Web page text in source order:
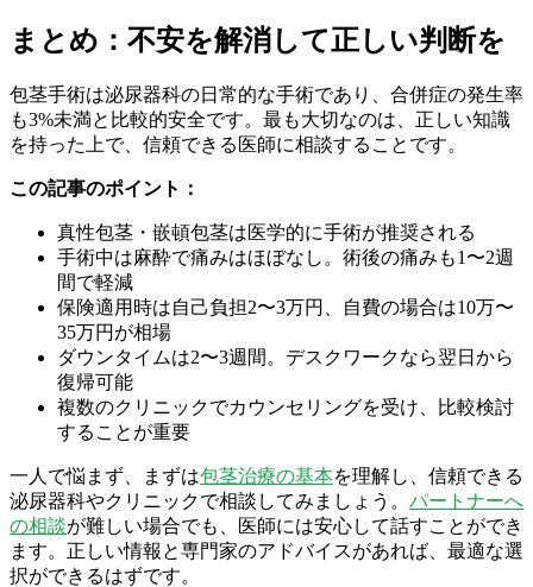
まとめ：不安を解消して正しい判断を
包茎手術は泌尿器科の日常的な手術であり、合併症の発生率
も3%未満と比較的安全です。最も大切なのは、正しい知識
を持った上で、信頼できる医師に相談することです。
この記事のポイント：
真性包茎・嵌頓包茎は医学的に手術が推奨される
手術中は麻酔で痛みはほぼなし。術後の痛みも1〜2週
間で軽減
保険適用時は自己負担2〜3万円、自費の場合は10万〜
35万円が相場
ダウンタイムは2〜3週間。デスクワークなら翌日から
復帰可能
複数のクリニックでカウンセリングを受け、比較検討
することが重要
一人で悩まず、まずは包茎治療の基本を理解し、信頼できる
泌尿器科やクリニックで相談してみましょう。 パートナーへ
の相談が難しい場合でも、医師には安心して話すことができ
ます。正しい情報と専門家のアドバイスがあれば、最適な選
択ができるはずです。